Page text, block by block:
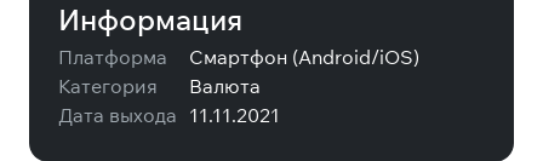
Информация
Платформа
Смартфон (Android/iOS)
Категория
Валюта
Дата выхода 11.11.2021